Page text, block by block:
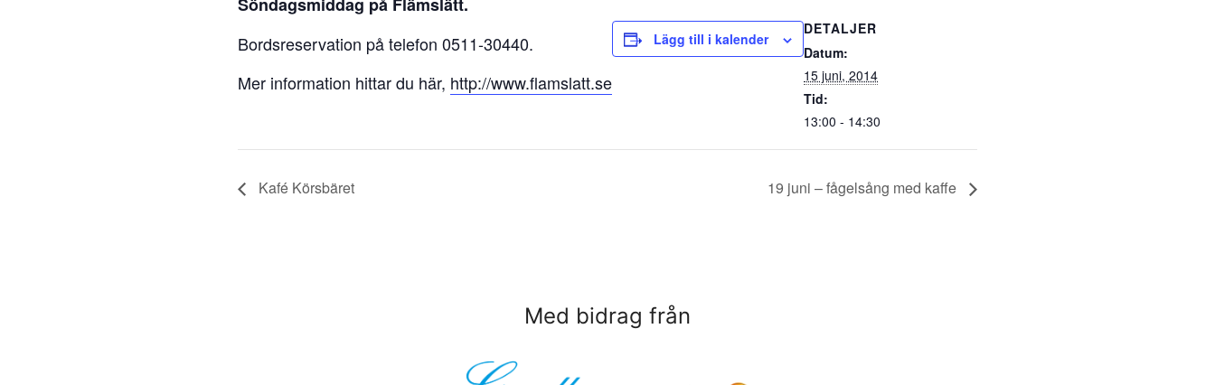
Bordsreservation på telefon 0511-30440.
Mer information hittar du här, http://www.flamslatt.se
Lägg till i kalender
DETALJER
Datum:
15 juni, 2014
Tid:
13:00 - 14:30
Kafé Körsbäret 19 juni – fågelsång med kaffe
Med bidrag från